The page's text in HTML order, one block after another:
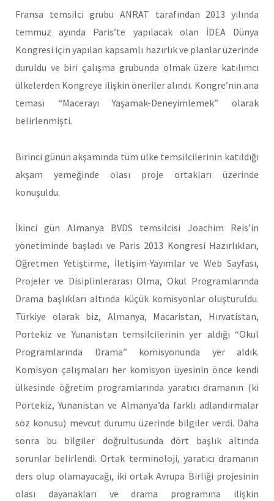
Fransa temsilci grubu ANRAT tarafından 2013 yılında
temmuz ayında Paris’te yapılacak olan İDEA Dünya
Kongresi için yapılan kapsamlı hazırlık ve planlar üzerinde
duruldu ve biri çalışma grubunda olmak üzere katılımcı
ülkelerden Kongreye ilişkin öneriler alındı. Kongre’nin ana
teması “Macerayı Yaşamak-Deneyimlemek” olarak
belirlenmişti.
Birinci günün akşamında tüm ülke temsilcilerinin katıldığı
akşam yemeğinde olası proje ortakları üzerinde
konuşuldu.
İkinci gün Almanya BVDS temsilcisi Joachim Reis’in
yönetiminde başladı ve Paris 2013 Kongresi Hazırlıkları,
Öğretmen Yetiştirme, İletişim-Yayımlar ve Web Sayfası,
Projeler ve Disiplinlerarası Olma, Okul Programlarında
Drama başlıkları altında küçük komisyonlar oluşturuldu.
Türkiye olarak biz, Almanya, Macaristan, Hırvatistan,
Portekiz ve Yunanistan temsilcilerinin yer aldığı “Okul
Programlarında Drama” komisyonunda yer aldık.
Komisyon çalışmaları her komisyon üyesinin önce kendi
ülkesinde öğretim programlarında yaratıcı dramanın (ki
Portekiz, Yunanistan ve Almanya’da farklı adlandırmalar
söz konusu) mevcut durumu üzerinde bilgiler verdi. Daha
sonra bu bilgiler doğrultusunda dört başlık altında
sorunlar belirlendi. Ortak terminoloji, yaratıcı dramanın
ders olup olamayacağı, iki ortak Avrupa Birliği projesinin
olası dayanakları ve drama programına ilişkin